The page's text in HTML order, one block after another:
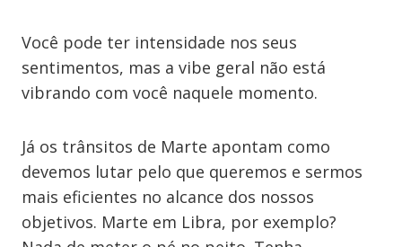
Você pode ter intensidade nos seus
sentimentos, mas a vibe geral não está
vibrando com você naquele momento.
Já os trânsitos de Marte apontam como
devemos lutar pelo que queremos e sermos
mais eficientes no alcance dos nossos
objetivos. Marte em Libra, por exemplo?